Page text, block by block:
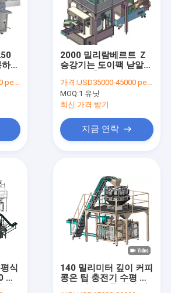
체
자를 씌우는 기계
기계
는
set
2000 밀리람베르트 Ｚ
승강기는 도이팩 낟알을
를 미리 만들었습니다
가격:USD35000-45000 per set
MOQ:1 유닛
최신 가격 받기
지금 연락
식
밀
140 밀리미터 깊이 커피
콩은 팁 충전기 수평 실